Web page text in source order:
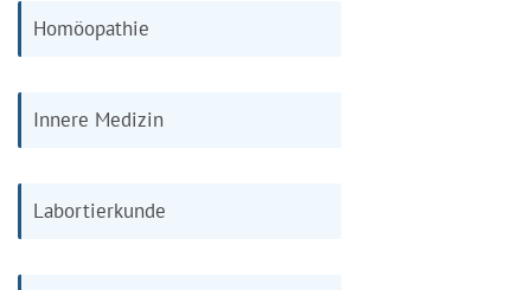
Homöopathie
Innere Medizin
Labortierkunde